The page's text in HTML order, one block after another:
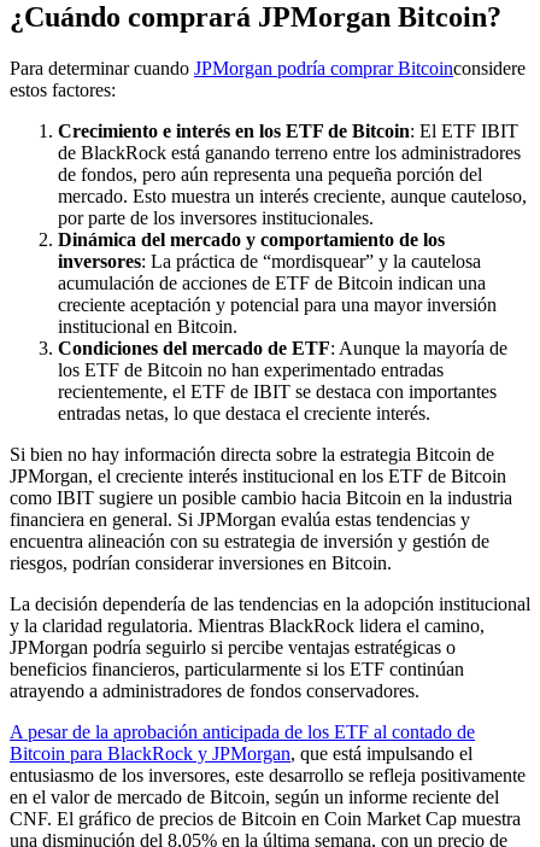
¿Cuándo comprará JPMorgan Bitcoin?
Para determinar cuando JPMorgan podría comprar Bitcoinconsidere
estos factores:
Crecimiento e interés en los ETF de Bitcoin: El ETF IBIT
de BlackRock está ganando terreno entre los administradores
de fondos, pero aún representa una pequeña porción del
mercado. Esto muestra un interés creciente, aunque cauteloso,
por parte de los inversores institucionales.
Dinámica del mercado y comportamiento de los
inversores: La práctica de “mordisquear” y la cautelosa
acumulación de acciones de ETF de Bitcoin indican una
creciente aceptación y potencial para una mayor inversión
institucional en Bitcoin.
Condiciones del mercado de ETF: Aunque la mayoría de
los ETF de Bitcoin no han experimentado entradas
recientemente, el ETF de IBIT se destaca con importantes
entradas netas, lo que destaca el creciente interés.
Si bien no hay información directa sobre la estrategia Bitcoin de
JPMorgan, el creciente interés institucional en los ETF de Bitcoin
como IBIT sugiere un posible cambio hacia Bitcoin en la industria
financiera en general. Si JPMorgan evalúa estas tendencias y
encuentra alineación con su estrategia de inversión y gestión de
riesgos, podrían considerar inversiones en Bitcoin.
La decisión dependería de las tendencias en la adopción institucional
y la claridad regulatoria. Mientras BlackRock lidera el camino,
JPMorgan podría seguirlo si percibe ventajas estratégicas o
beneficios financieros, particularmente si los ETF continúan
atrayendo a administradores de fondos conservadores.
A pesar de la aprobación anticipada de los ETF al contado de
Bitcoin para BlackRock y JPMorgan, que está impulsando el
entusiasmo de los inversores, este desarrollo se refleja positivamente
en el valor de mercado de Bitcoin, según un informe reciente del
CNF. El gráfico de precios de Bitcoin en Coin Market Cap muestra
una disminución del 8,05% en la última semana, con un precio de